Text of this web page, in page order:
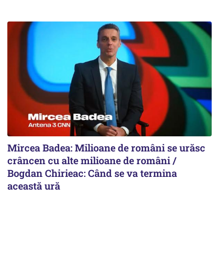
Mircea Badea: Milioane de români se urăsc
crâncen cu alte milioane de români /
Bogdan Chirieac: Când se va termina
această ură